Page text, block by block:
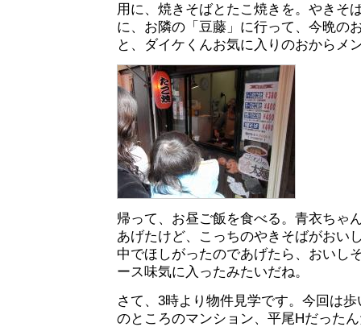
用に、焼きそばとたこ焼きを。やきそ
に、お隣の「豆藤」に行って、今晩の
と、ダイケくんお気に入りのおからメ
帰って、お昼ご飯を食べる。青衣ちゃ
あげたけど、こっちのやきそばがおい
中でほしがったのであげたら、おいし
ース味気に入ったみたいだね。
さて、3時より物件見学です。今回は
のところのマンション、平尾Hだった